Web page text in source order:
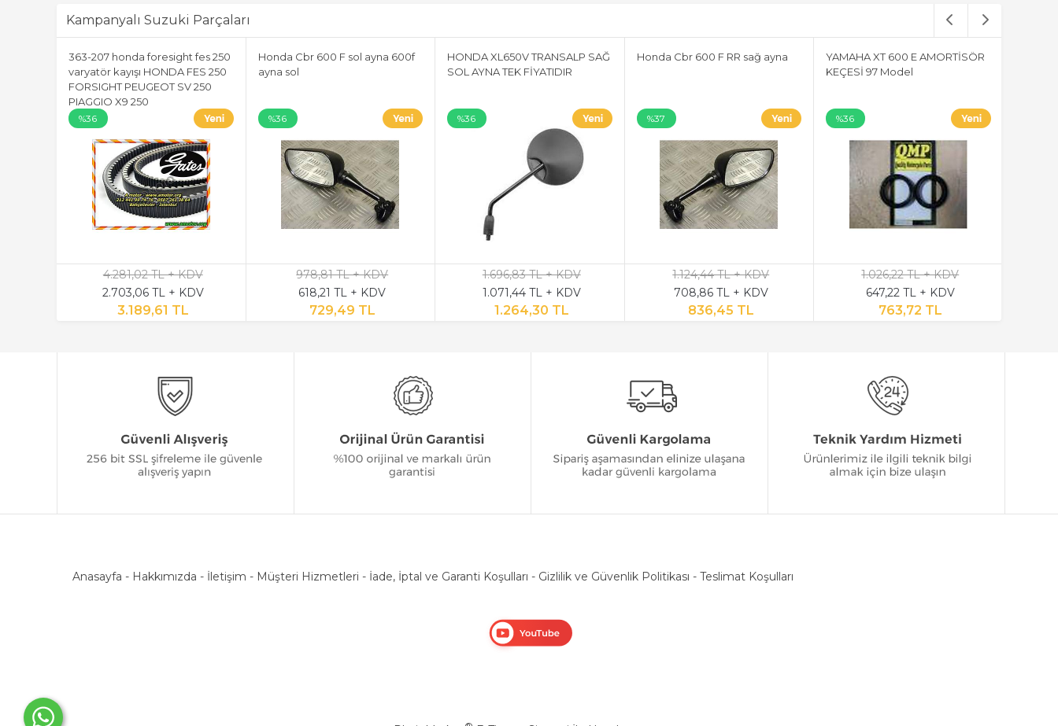
Kampanyalı Suzuki Parçaları
363-207 honda foresight fes 250
varyatör kayışı HONDA FES 250
FORSIGHT PEUGEOT SV 250
PIAGGIO X9 250
%36
4.281,02 TL + KDV
2.703,06 TL + KDV
3.189,61 TL
Honda Cbr 600 F sol ayna 600f
ayna sol
%36
978,81 TL + KDV
618,21 TL + KDV
729,49 TL
HONDA XL650V TRANSALP SAĞ
SOL AYNA TEK FİYATIDIR
%36
1.696,83 TL + KDV
1.071,44 TL + KDV
1.264,30 TL
Honda Cbr 600 F RR sağ ayna
%37
1.124,44 TL + KDV
708,86 TL + KDV
836,45 TL
YAMAHA XT 600 E AMORTİSÖR
KEÇESİ 97 Model
%36
1.026,22 TL + KDV
647,22 TL + KDV
763,72 TL
Anasayfa - Hakkımızda - İletişim - Müşteri Hizmetleri - İade, İptal ve Garanti Koşulları - Gizlilik ve Güvenlik Politikası - Teslimat Koşulları